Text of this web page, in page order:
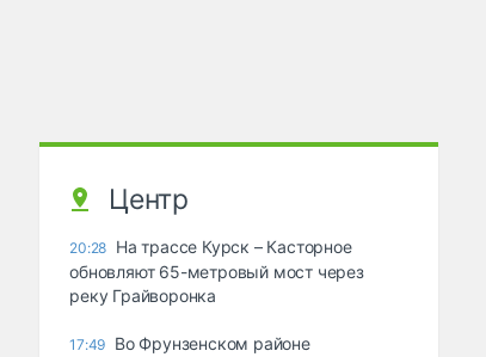
Центр
20:28 На трассе Курск – Касторное
обновляют 65-метровый мост через
реку Грайворонка
17:49 Во Фрунзенском районе